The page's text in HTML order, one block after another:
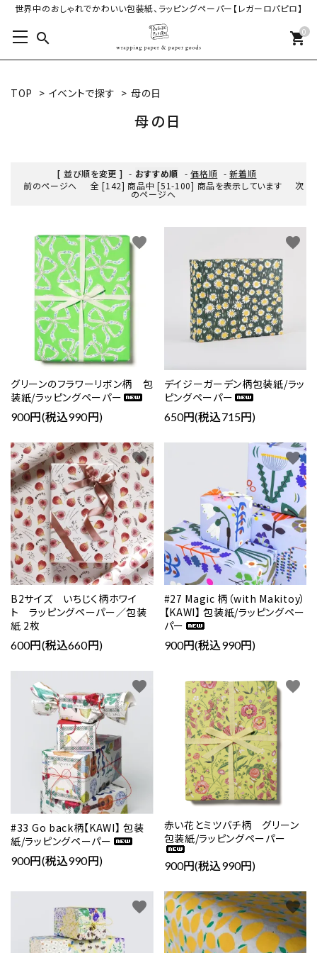
世界中のおしゃれでかわいい包装紙、ラッピングペーパー【レガーロパピロ】
search 0
shopping_cart
TOP > イベントで探す > 母の日
母の日
[ 並び順を変更 ] - おすすめ順 -価格順 -新着順
前のページへ
全 [142] 商品中 [51-100] 商品を表示しています 次
のページへ
グリーンのフラワーリボン柄 包
装紙/ラッピングペーパー
900円(税込990円)
favorite
デイジーガーデン柄包装紙/ラッ
ピングペーパー
650円(税込715円)
favorite
B2サイズ いちじく柄ホワイ
ト ラッピングペーパー／包装
紙 2枚
600円(税込660円)
favorite
#27 Magic 柄（with Makitoy）
【KAWI】 包装紙/ラッピングペー
パー
900円(税込990円)
favorite
#33 Go back柄【KAWI】 包装
紙/ラッピングペーパー
900円(税込990円)
favorite
赤い花とミツバチ柄 グリーン
包装紙/ラッピングペーパー
900円(税込990円)
favorite
favorite favorite